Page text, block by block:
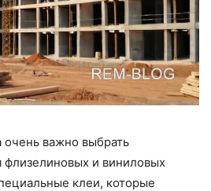
важно выбрать
и виниловых
клеи, которые